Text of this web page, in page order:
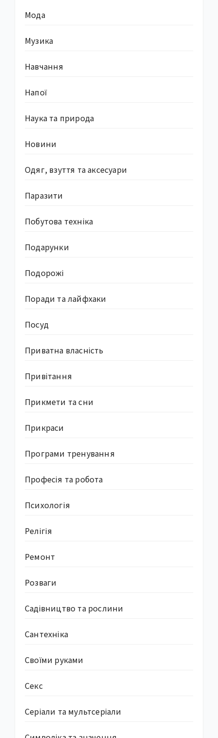
Мода
Музика
Навчання
Напої
Наука та природа
Новини
Одяг, взуття та аксесуари
Паразити
Побутова техніка
Подарунки
Подорожі
Поради та лайфхаки
Посуд
Приватна власність
Привітання
Прикмети та сни
Прикраси
Програми тренування
Професія та робота
Психологія
Релігія
Ремонт
Розваги
Садівництво та рослини
Сантехніка
Своїми руками
Секс
Серіали та мультсеріали